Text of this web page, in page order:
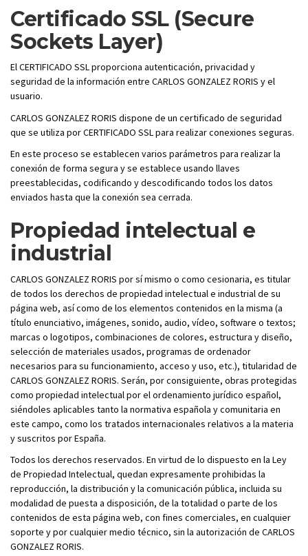
Certificado SSL (Secure
Sockets Layer)
El CERTIFICADO SSL proporciona autenticación, privacidad y
seguridad de la información entre CARLOS GONZALEZ RORIS y el
usuario.
CARLOS GONZALEZ RORIS dispone de un certificado de seguridad
que se utiliza por CERTIFICADO SSL para realizar conexiones seguras.
En este proceso se establecen varios parámetros para realizar la
conexión de forma segura y se establece usando llaves
preestablecidas, codificando y descodificando todos los datos
enviados hasta que la conexión sea cerrada.
Propiedad intelectual e
industrial
CARLOS GONZALEZ RORIS por sí mismo o como cesionaria, es titular
de todos los derechos de propiedad intelectual e industrial de su
página web, así como de los elementos contenidos en la misma (a
título enunciativo, imágenes, sonido, audio, vídeo, software o textos;
marcas o logotipos, combinaciones de colores, estructura y diseño,
selección de materiales usados, programas de ordenador
necesarios para su funcionamiento, acceso y uso, etc.), titularidad de
CARLOS GONZALEZ RORIS. Serán, por consiguiente, obras protegidas
como propiedad intelectual por el ordenamiento jurídico español,
siéndoles aplicables tanto la normativa española y comunitaria en
este campo, como los tratados internacionales relativos a la materia
y suscritos por España.
Todos los derechos reservados. En virtud de lo dispuesto en la Ley
de Propiedad Intelectual, quedan expresamente prohibidas la
reproducción, la distribución y la comunicación pública, incluida su
modalidad de puesta a disposición, de la totalidad o parte de los
contenidos de esta página web, con fines comerciales, en cualquier
soporte y por cualquier medio técnico, sin la autorización de CARLOS
GONZALEZ RORIS.